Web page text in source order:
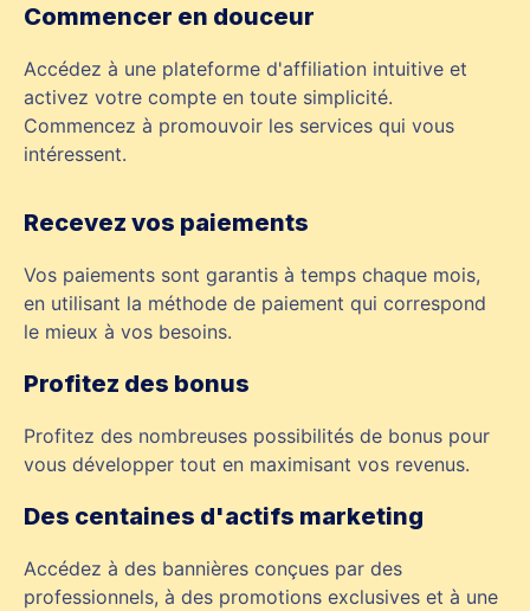
Commencer en douceur
Accédez à une plateforme d'affiliation intuitive et
activez votre compte en toute simplicité.
Commencez à promouvoir les services qui vous
intéressent.
Recevez vos paiements
Vos paiements sont garantis à temps chaque mois,
en utilisant la méthode de paiement qui correspond
le mieux à vos besoins.
Profitez des bonus
Profitez des nombreuses possibilités de bonus pour
vous développer tout en maximisant vos revenus.
Des centaines d'actifs marketing
Accédez à des bannières conçues par des
professionnels, à des promotions exclusives et à une